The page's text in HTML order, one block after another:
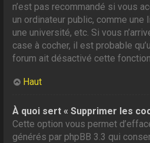
n’est pas recommandé si vous
un ordinateur public, comme une
une université, etc. Si vous
case à cocher, il est probable
forum ait désactivé cette
Haut
À quoi sert « Supprimer les
Cette option vous permet
générés par phpBB 3.3 qui